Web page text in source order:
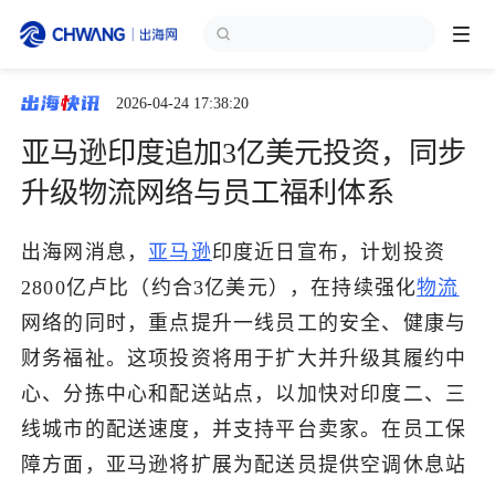
跨境展会
出海服务
出海资讯
跨境报告
出海导航
出海交流群
2026-04-24 17:38:20
亚马逊印度追加3亿美元投资，同步
升级物流网络与员工福利体系
出海网消息，亚马逊印度近日宣布，计划投资
2800亿卢比（约合3亿美元），在持续强化物流
网络的同时，重点提升一线员工的安全、健康与
财务福祉。这项投资将用于扩大并升级其履约中
心、分拣中心和配送站点，以加快对印度二、三
线城市的配送速度，并支持平台卖家。在员工保
障方面，亚马逊将扩展为配送员提供空调休息站